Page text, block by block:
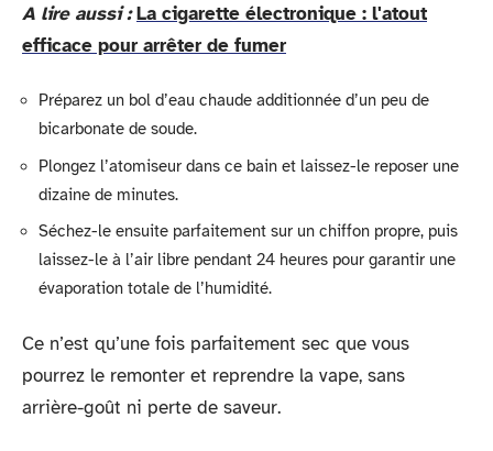
A lire aussi : La cigarette électronique : l'atout
efficace pour arrêter de fumer
Préparez un bol d’eau chaude additionnée d’un peu de
bicarbonate de soude.
Plongez l’atomiseur dans ce bain et laissez-le reposer une
dizaine de minutes.
Séchez-le ensuite parfaitement sur un chiffon propre, puis
laissez-le à l’air libre pendant 24 heures pour garantir une
évaporation totale de l’humidité.
Ce n’est qu’une fois parfaitement sec que vous
pourrez le remonter et reprendre la vape, sans
arrière-goût ni perte de saveur.